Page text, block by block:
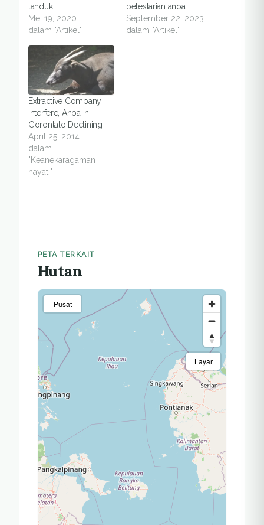
tanduk
Mei 19, 2020
dalam "Artikel"
pelestarian anoa
September 22, 2023
dalam "Artikel"
Extractive Company
Interfere, Anoa in
Gorontalo Declining
April 25, 2014
dalam
"Keanekaragaman
hayati"
PETA TERKAIT
Hutan
Pusat
Layar